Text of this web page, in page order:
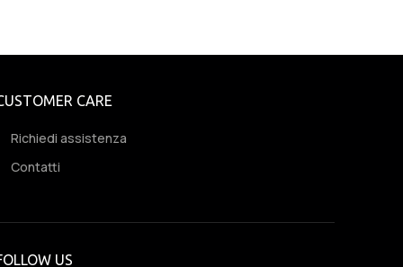
CARE
Richiedi assistenza
Contatti
US